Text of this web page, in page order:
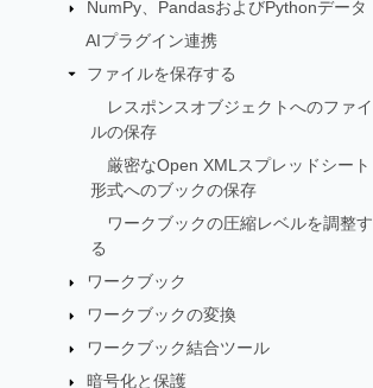
NumPy、PandasおよびPythonデータ
AIプラグイン連携
ファイルを保存する
レスポンスオブジェクトへのファイ
ルの保存
厳密なOpen XMLスプレッドシート
形式へのブックの保存
ワークブックの圧縮レベルを調整す
る
ワークブック
ワークブックの変換
ワークブック結合ツール
暗号化と保護